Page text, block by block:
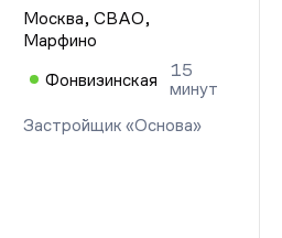
Москва, СВАО,
Марфино
Фонвизинская
15
минут
Застройщик «Основа»